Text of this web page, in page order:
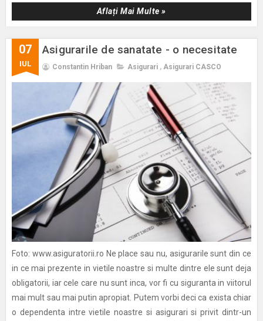
Aflați Mai Multe »
07
IUL
Asigurarile de sanatate - o necesitate
Constantin Hriban Asigurari , Asigurari CASCO
Foto: www.asiguratorii.ro Ne place sau nu, asigurarile sunt din ce
in ce mai prezente in vietile noastre si multe dintre ele sunt deja
obligatorii, iar cele care nu sunt inca, vor fi cu siguranta in viitorul
mai mult sau mai putin apropiat. Putem vorbi deci ca exista chiar
o dependenta intre vietile noastre si asigurari si privit dintr-un